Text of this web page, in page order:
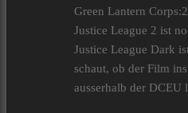
Green Lantern
Justice League 2 ist
Justice League Dark
schaut, ob der Film
ausserhalb der DCEU